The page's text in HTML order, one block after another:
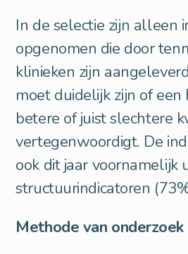
In de selectie zijn alleen
opgenomen die door
klinieken zijn
moet duidelijk zijn of
betere of juist slechtere
vertegenwoordigt. De
ook dit jaar voornamelijk
structuurindicatoren
Methode van onderzoek